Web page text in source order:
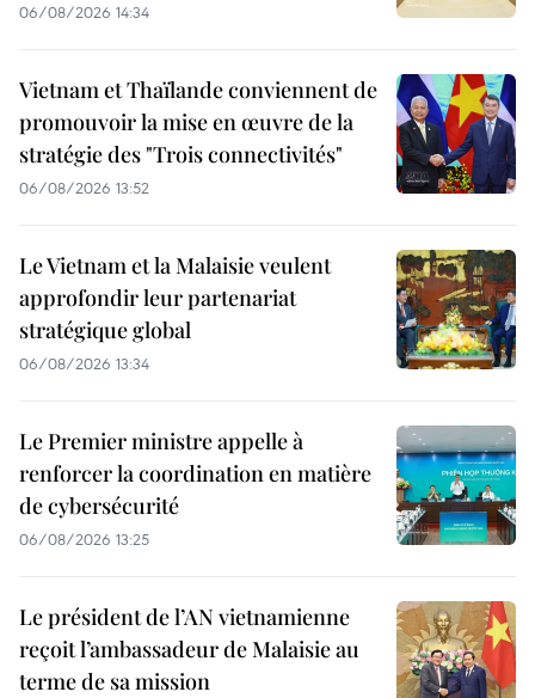
06/08/2026 14:34
Vietnam et Thaïlande conviennent de
promouvoir la mise en œuvre de la
stratégie des "Trois connectivités"
06/08/2026 13:52
Le Vietnam et la Malaisie veulent
approfondir leur partenariat
stratégique global
06/08/2026 13:34
Le Premier ministre appelle à
renforcer la coordination en matière
de cybersécurité
06/08/2026 13:25
Le président de l’AN vietnamienne
reçoit l’ambassadeur de Malaisie au
terme de sa mission